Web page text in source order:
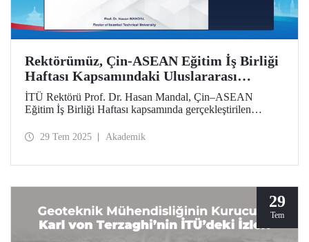
Rektörümüz, Çin-ASEAN Eğitim İş Birliği
Haftası Kapsamındaki Uluslararası
Sempozyumda İTÜ’nün Yaklaşımını ve
Stratejisini Aktardı
İTÜ Rektörü Prof. Dr. Hasan Mandal, Çin–ASEAN
Eğitim İş Birliği Haftası kapsamında gerçekleştirilen
Prof. Dr. Mandal, “Etki İçin STEM Tohumları Ekmek:
aktardı.
29 Tem 2025 Akademik
29
Tem